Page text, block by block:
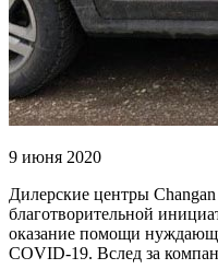
9 июня 2020
Дилерские центры
благотворительной
оказание помощи
COVID-19. Вслед за